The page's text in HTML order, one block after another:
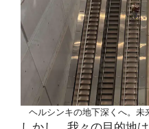
ヘルシンキの地下深くへ。未